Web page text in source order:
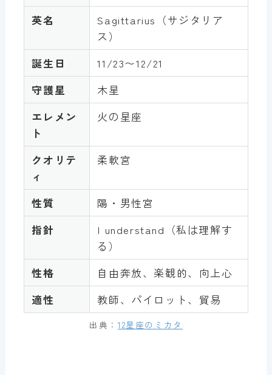
英名
Sagittarius（サジタリア
ス）
誕生日
11/23〜12/21
守護星
木星
エレメン
ト
火の星座
クオリテ
ィ
柔軟宮
性質
陽・男性宮
指針
I understand（私は理解す
る）
性格
自由奔放、楽観的、向上心
適性
教師、パイロット、貿易
出典： 12星座のミカタ